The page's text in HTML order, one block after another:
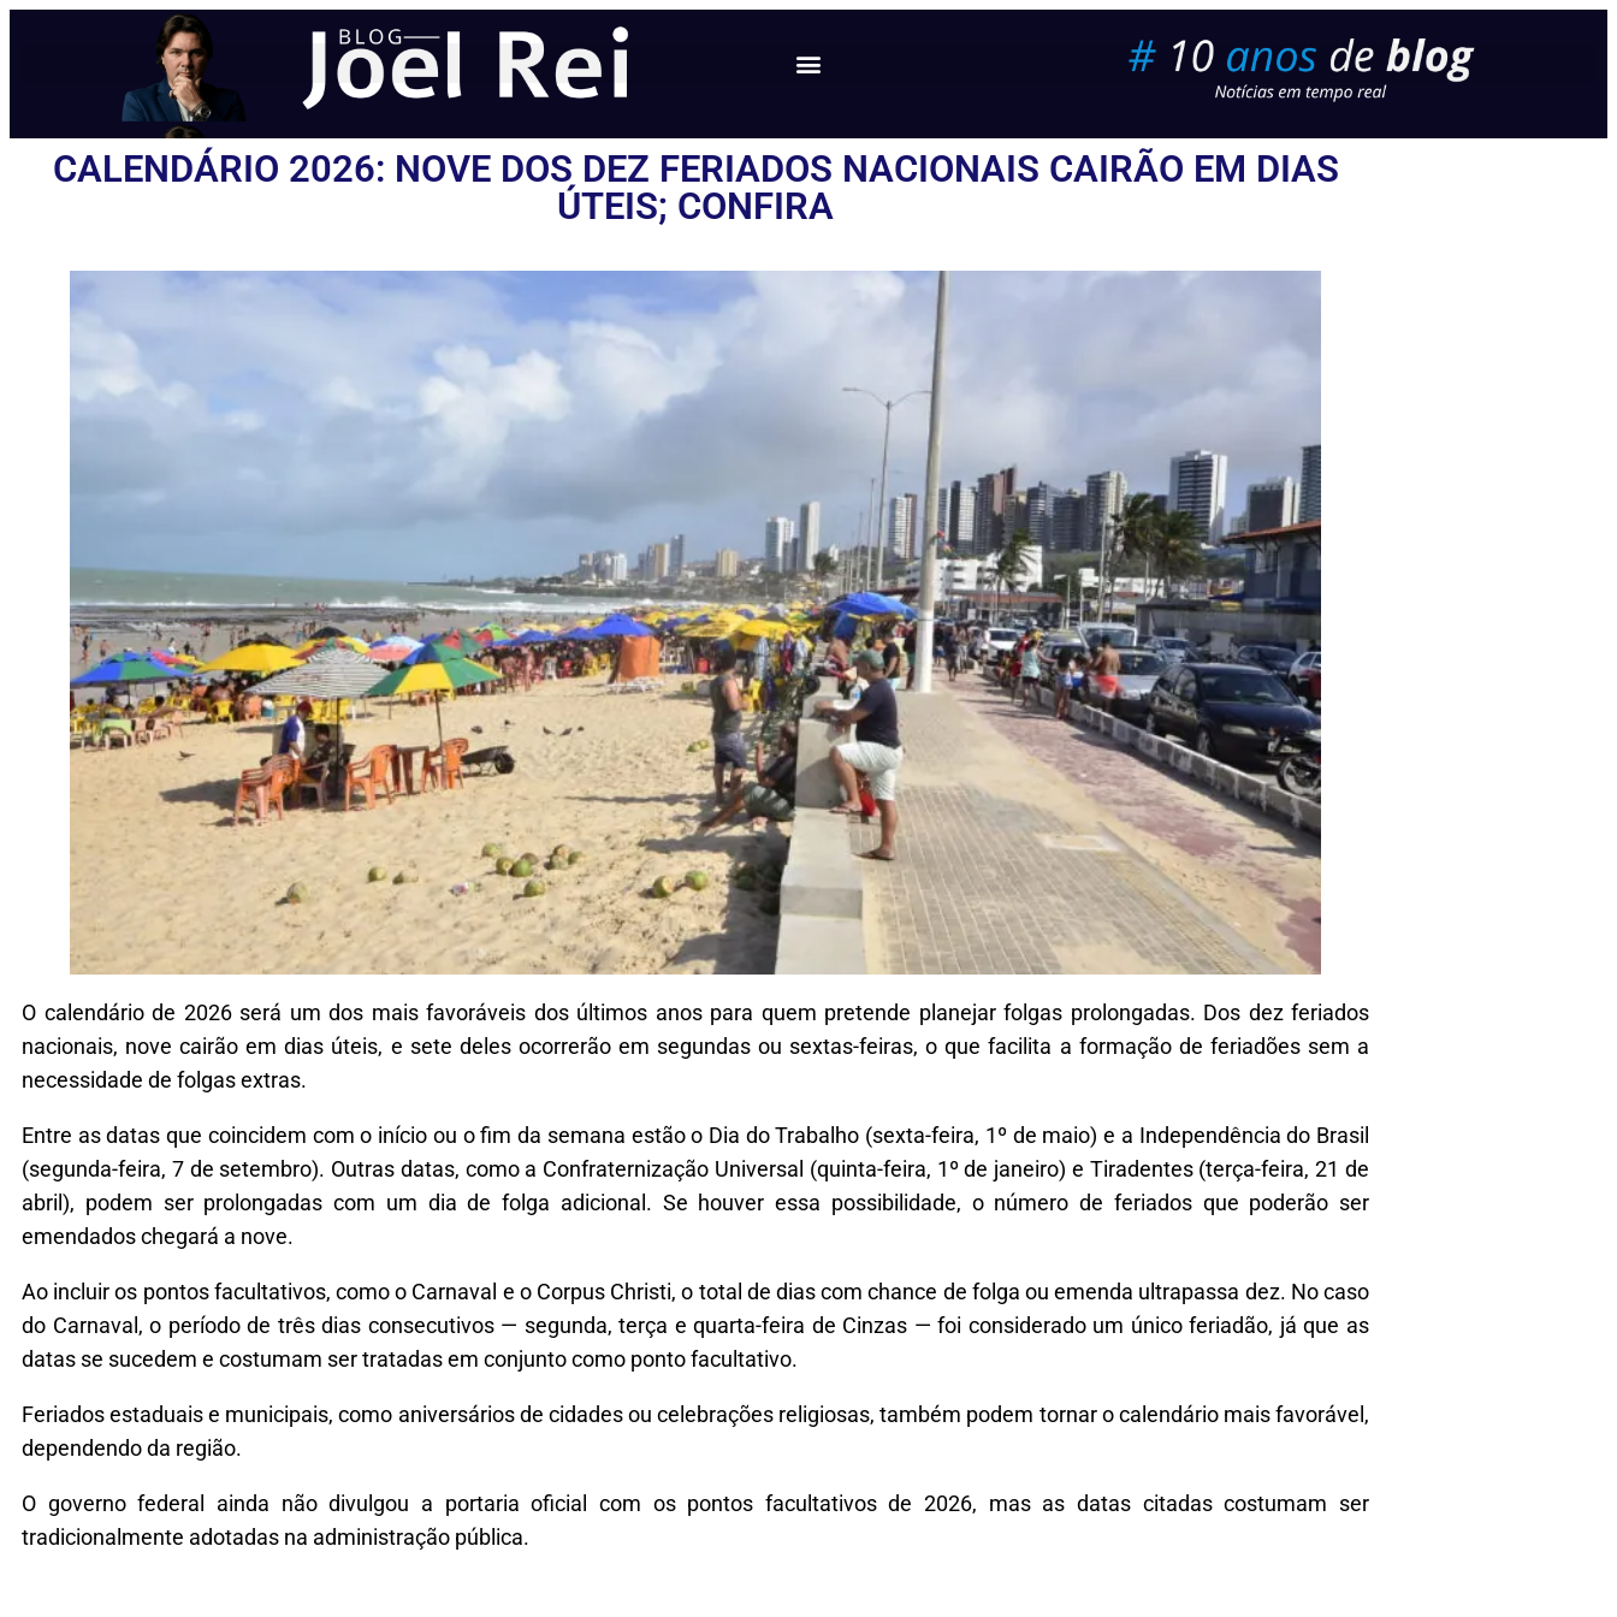
CALENDÁRIO 2026: NOVE DOS DEZ FERIADOS NACIONAIS CAIRÃO EM DIAS
ÚTEIS; CONFIRA
O calendário de 2026 será um dos mais favoráveis dos últimos anos para quem pretende planejar folgas prolongadas. Dos dez feriados
nacionais, nove cairão em dias úteis, e sete deles ocorrerão em segundas ou sextas-feiras, o que facilita a formação de feriadões sem a
necessidade de folgas extras.
Entre as datas que coincidem com o início ou o fim da semana estão o Dia do Trabalho (sexta-feira, 1º de maio) e a Independência do Brasil
(segunda-feira, 7 de setembro). Outras datas, como a Confraternização Universal (quinta-feira, 1º de janeiro) e Tiradentes (terça-feira, 21 de
abril), podem ser prolongadas com um dia de folga adicional. Se houver essa possibilidade, o número de feriados que poderão ser
emendados chegará a nove.
Ao incluir os pontos facultativos, como o Carnaval e o Corpus Christi, o total de dias com chance de folga ou emenda ultrapassa dez. No caso
do Carnaval, o período de três dias consecutivos — segunda, terça e quarta-feira de Cinzas — foi considerado um único feriadão, já que as
datas se sucedem e costumam ser tratadas em conjunto como ponto facultativo.
Feriados estaduais e municipais, como aniversários de cidades ou celebrações religiosas, também podem tornar o calendário mais favorável,
dependendo da região.
O governo federal ainda não divulgou a portaria oficial com os pontos facultativos de 2026, mas as datas citadas costumam ser
tradicionalmente adotadas na administração pública.